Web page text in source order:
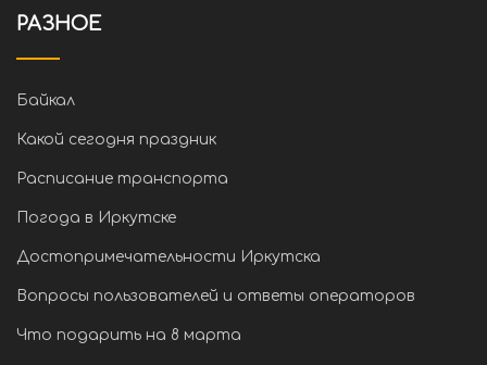
РАЗНОЕ
Байкал
Какой сегодня праздник
Расписание транспорта
Погода в Иркутске
Достопримечательности Иркутска
Вопросы пользователей и ответы операторов
Что подарить на 8 марта